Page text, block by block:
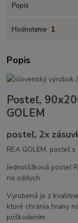
Popis
Hodnotenie 1
Popis
Posteľ,
GOLEM
posteľ, 2x
REA GOLEM, posteľ
Jednolôžková posteľ
na oddych
Vyrobená je z
ktoré chránia hrany
poškodením